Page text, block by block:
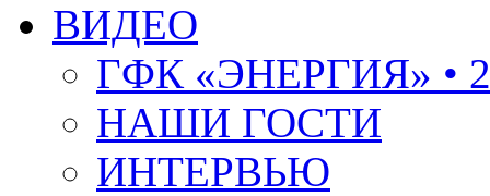
ВИДЕО
ГФК «ЭНЕРГИЯ» •
НАШИ ГОСТИ
ИНТЕРВЬЮ